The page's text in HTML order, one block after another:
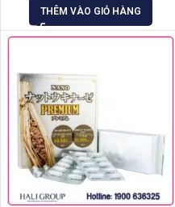
THÊM VÀO GIỎ HÀNG